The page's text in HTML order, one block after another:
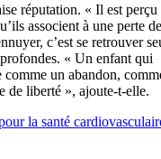
réputation. « Il est perçu
associent à une perte de
c’est se retrouver
« Un enfant qui
un abandon,
de liberté », ajoute-t-elle.
la santé